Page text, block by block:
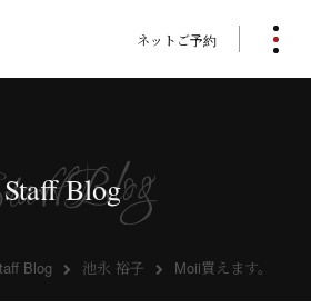
ネットご予約
Staff Blog
Blog 池永 裕子 Moii買えます。